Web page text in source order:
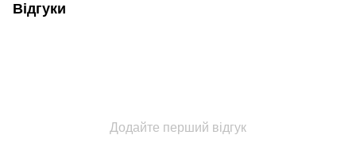
Відгуки
Додайте перший відгук